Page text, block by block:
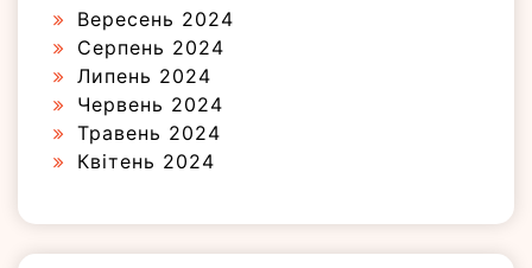
Вересень 2024
Серпень 2024
Липень 2024
Червень 2024
Травень 2024
Квітень 2024